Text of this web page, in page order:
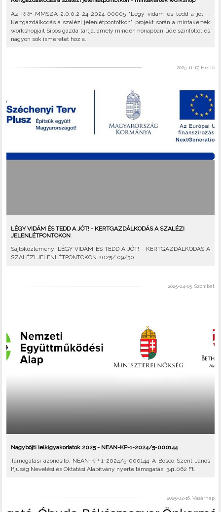
Az RRF-MMSZA-2.0.0.2-24-2024-00005 "Légy vidám és tedd a jót! -
Kertgazdálkodás a szalézi jelenlétpontotkon" projekt során a mintakertek
workshopjait Sipos gazda tartja, amely minden hónapban üde színfoltot és
nagyon sok ismeretet hoz a..
2025-11-17, Hétfő
LÉGY VIDÁM ÉS TEDD A JÓT! - KERTGAZDÁLKODÁS A SZALÉZI
JELENLÉTPONTOKON
Sajtóközlemény: LÉGY VIDÁM ÉS TEDD A JÓT! - KERTGAZDÁLKODÁS A
SZALÉZI JELENLÉTPONTOKON 2025/ 09/30
2025-04-05, Szombat
Nagyböjti lelkigyakorlatok 2025 - NEAN-KP-1-2024/5-000144
Támogatási azonosító: NEAN-KP-1-2024/5-000144 A Bosco Szent János
Ifjúság Nevelési és Oktatási Alapítvány nyerte támogatás: 341.062 Ft.
2025-02-16, Vasárnap